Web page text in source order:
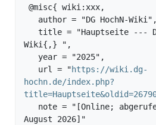
Wiki{,} ",
   url = "
https://wiki.dg-
hochn.de/index.php?
August 2026]"